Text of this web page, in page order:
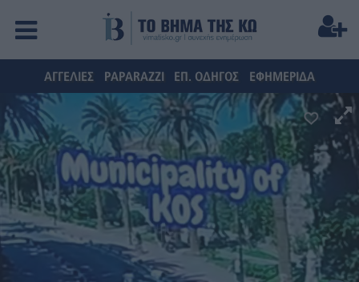
ΑΓΓΕΛΙΕΣ PAPARAZZI ΕΠ. ΟΔΗΓΟΣ ΕΦΗΜΕΡΙΔΑ